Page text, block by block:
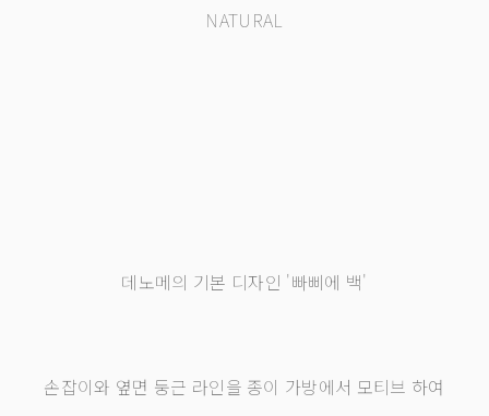
NATURAL
데노메의 기본 디자인 '빠삐에 백'
손잡이와 옆면 둥근 라인을 종이 가방에서 모티브 하여